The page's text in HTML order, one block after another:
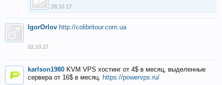
28.10.17
IgorOrlov http://colibritour.com.ua
02.10.17
karlson1980 KVM VPS хостинг от 4$ в месяц, выделенные
сервера от 16$ в месяц. https://powervps.ru/